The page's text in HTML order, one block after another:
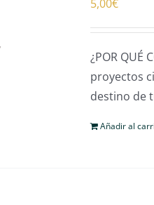
5,00€
¿POR QUÉ
proyectos
destino de
Añadir al